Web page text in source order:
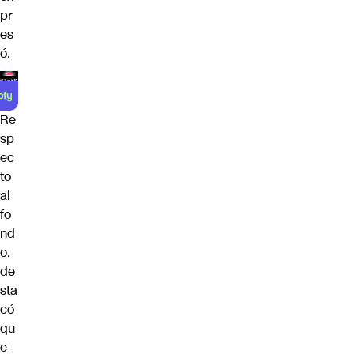
pr
es
ó.
Re
sp
ec
to
al
fo
nd
o,
de
sta
có
qu
e